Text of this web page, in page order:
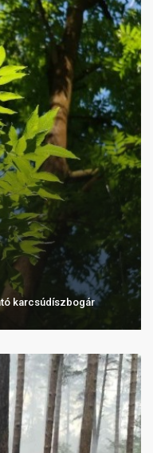
karcsúdíszbogár